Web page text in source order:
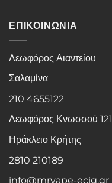
ΕΠΙΚΟΙΝΩΝΙΑ
Λεωφόρος Αιαντείου
Σαλαμίνα
210 4655122
Λεωφόρος Κνωσσού 121
Ηράκλειο Κρήτης
2810 210189
info@mrvape-ecig.gr